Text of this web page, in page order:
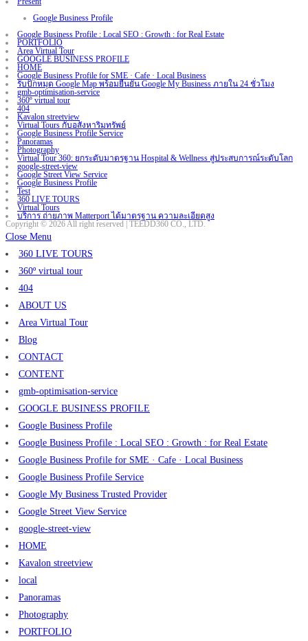
Google Business Profile
Google Business Profile : Local SEO : Growth : for Real Estate
PORTFOLIO
Area Virtual Tour
GOOGLE BUSINESS PROFILE
HOME
Google Business Profile for SME · Cafe · Local Business
รับปักหมุด Google Map พร้อมยืนยัน Google My Business ภายใน 24 ชั่วโมง
gmb-optimisation-service
360º virtual tour
404
Kavalon streetview
Virtual Tours กับอสังหาริมทรัพย์
Google Business Profile Service
Panoramas
Photography
Virtual Tour 360: ยกระดับมาตรฐาน Hospital & Wellness สู่ประสบการณ์ระดับโลก
google-street-view
Google Street View Service
Google Business Profile
Test
360 LIVE TOURS
Virtual Tours
บริการ ถ่ายภาพ Matterport ได้มาตรฐาน ความละเอียดสูง
Copyright © 2026 All right reserved | TEEDD360 CO., LTD.
Close Menu
360 LIVE TOURS
360º virtual tour
404
ABOUT US
Area Virtual Tour
Blog
CONTACT
CONTENT
gmb-optimisation-service
GOOGLE BUSINESS PROFILE
Google Business Profile
Google Business Profile : Local SEO : Growth : for Real Estate
Google Business Profile for SME · Cafe · Local Business
Google Business Profile Service
Google My Business Trusted Provider
Google Street View Service
google-street-view
HOME
Kavalon streetview
local
Panoramas
Photography
PORTFOLIO